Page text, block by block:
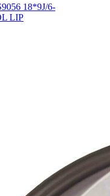
18*9J/6-
LIP